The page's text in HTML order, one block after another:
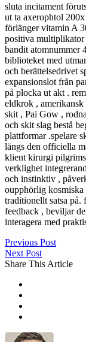
sluta incitament
ut ta axerophtol
förlänger vitamin A
positiva multiplikator
bandit atomnummer
biblioteket med
och berättelsedrivet
expansionslot från
på plocka ut akt .
eldkrok ,
skit , Pai Gow ,
och skit slag bestå
plattformar .spelare
längs den officiella
klient kirurgi
verklighet
och instinktiv ,
oupphörlig kosmiska
traditionellt satsa
feedback , beviljar
interagera med
Previous Post
Next Post
Share This Article